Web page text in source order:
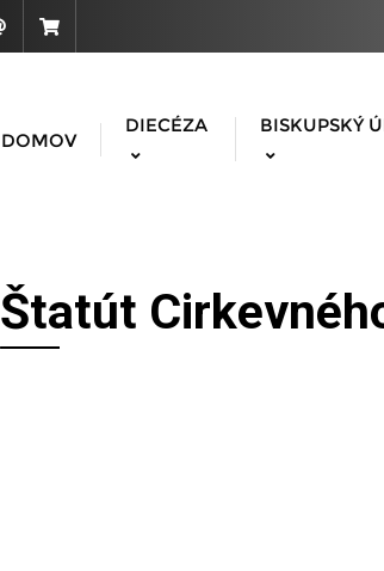
DOMOV
DIECÉZA BISKUPSKÝ
Štatút